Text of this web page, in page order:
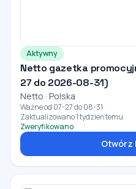
Aktywny
Netto gazetka
27 do 2026-08-31)
Netto · Polska
Ważne od 07-27 do 08-31
Zaktualizowano 1 tydzień temu
Zweryfikowano
Otwórz